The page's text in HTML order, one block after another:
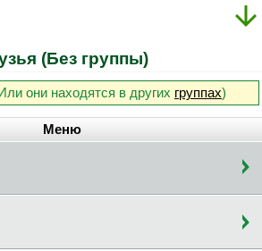
(Без группы)
они находятся в других группах)
Меню